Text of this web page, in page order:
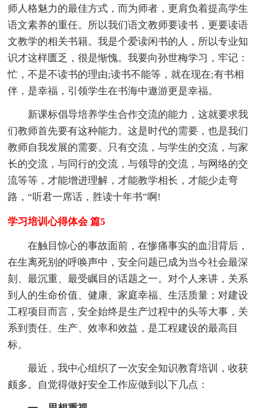
师人格魅力的最佳方式，而为师者，更肩负着提高学生
语文素养的重任。所以我们语文教师要读书，更要读语
文教学的相关书籍。我是个爱读闲书的人，所以专业知
识才这样匮乏，很是惭愧。我要向孙世梅学习，牢记：
忙，不是不读书的理由;读书不能等，就在现在;有书相
伴，是幸福，引领学生在书海中遨游更是幸福。
新课标倡导培养学生合作交流的能力，这就要求我
们教师首先要有这种能力。这是时代的需要，也是我们
教师自我发展的需要。只有交流，与学生的交流，与家
长的交流，与同行的交流，与领导的交流，与网络的交
流等等，才能增进理解，才能教学相长，才能少走弯
路，“听君一席话，胜读十年书”啊!
学习培训心得体会 篇5
在触目惊心的事故面前，在惨痛事实的血泪背后，
在生离死别的呼唤声中，安全问题已成为当今社会最深
刻、最沉重、最受瞩目的话题之一。对个人来讲，关系
到人的生命价值、健康、家庭幸福、生活质量；对建设
工程项目而言，安全始终是生产过程中的头等大事，关
系到责任、生产、效率和效益，是工程建设的最高目
标。
最近，我中心组织了一次安全知识教育培训，收获
颇多。自觉得做好安全工作应做到以下几点：